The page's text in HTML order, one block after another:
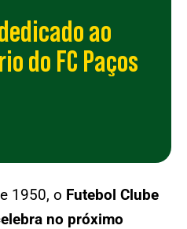
ao
do FC Paços
1950, o Futebol Clube
no próximo